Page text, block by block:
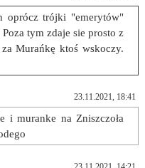
oprócz trójki "emerytów"
tym zdaje sie prosto z
Murańkę ktoś wskoczy.
23.11.2021, 18:41
i muranke na Zniszczoła